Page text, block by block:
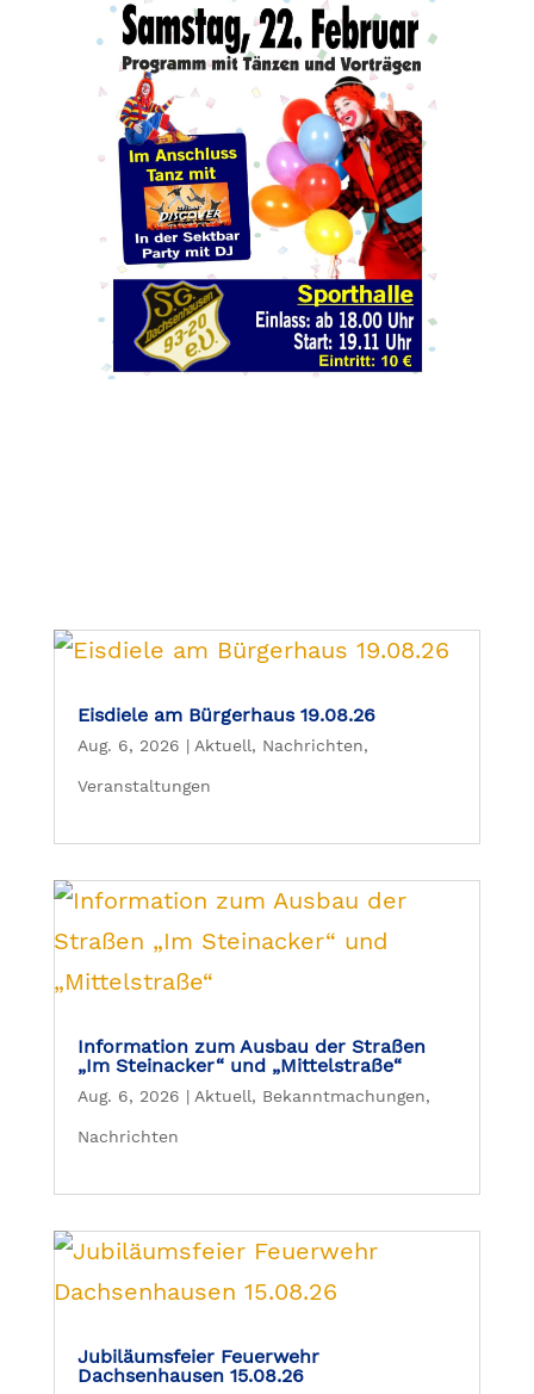
Eisdiele am Bürgerhaus 19.08.26
Aug. 6, 2026 | Aktuell, Nachrichten,
Veranstaltungen
Information zum Ausbau der Straßen
„Im Steinacker“ und „Mittelstraße“
Aug. 6, 2026 | Aktuell, Bekanntmachungen,
Nachrichten
Jubiläumsfeier Feuerwehr
Dachsenhausen 15.08.26